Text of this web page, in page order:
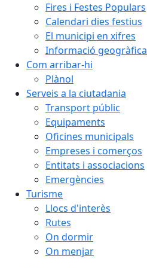
Fires i Festes Populars
Calendari dies festius
El municipi en xifres
Informació geogràfica
Com arribar-hi
Plànol
Serveis a la ciutadania
Transport públic
Equipaments
Oficines municipals
Empreses i comerços
Entitats i associacions
Emergències
Turisme
Llocs d'interès
Rutes
On dormir
On menjar